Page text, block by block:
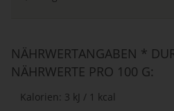
NÄHRWERTANGABEN *
NÄHRWERTE PRO 100 G:
Kalorien: 3 kJ / 1 kcal